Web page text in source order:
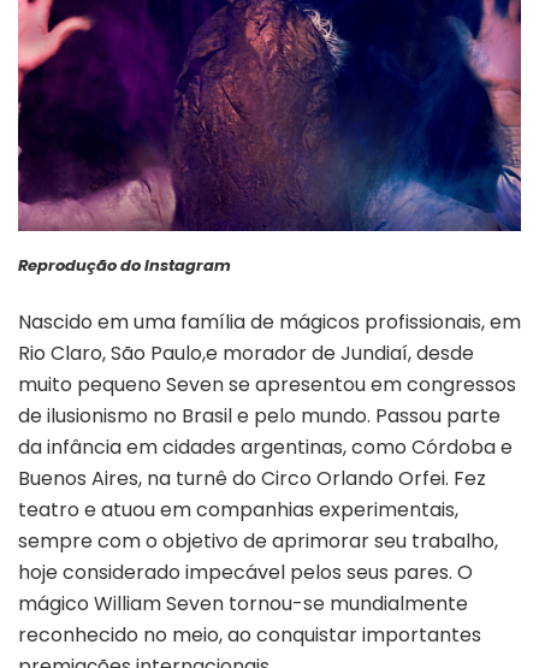
Reprodução do Instagram
Nascido em uma família de mágicos profissionais, em
Rio Claro, São Paulo,e morador de Jundiaí, desde
muito pequeno Seven se apresentou em congressos
de ilusionismo no Brasil e pelo mundo. Passou parte
da infância em cidades argentinas, como Córdoba e
Buenos Aires, na turnê do Circo Orlando Orfei. Fez
teatro e atuou em companhias experimentais,
sempre com o objetivo de aprimorar seu trabalho,
hoje considerado impecável pelos seus pares. O
mágico William Seven tornou-se mundialmente
reconhecido no meio, ao conquistar importantes